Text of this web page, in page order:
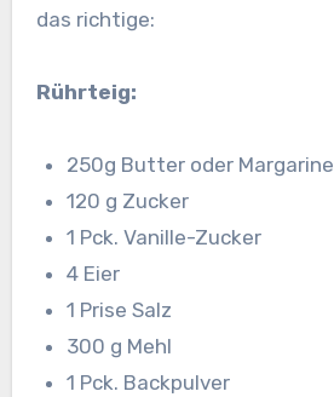
das richtige:
Rührteig:
250g Butter oder Margarine
120 g Zucker
1 Pck. Vanille-Zucker
4 Eier
1 Prise Salz
300 g Mehl
1 Pck. Backpulver